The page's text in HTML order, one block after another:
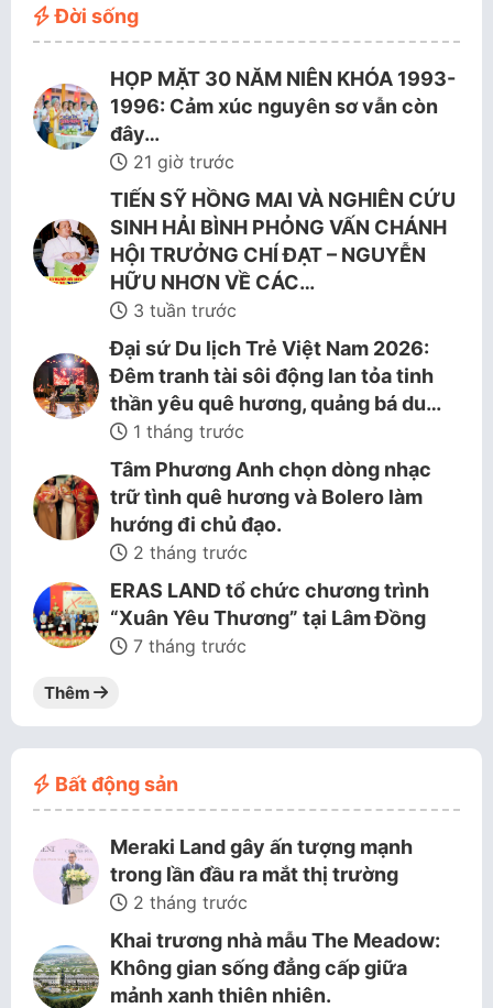
Đời sống
HỌP MẶT 30 NĂM NIÊN KHÓA 1993-
1996: Cảm xúc nguyên sơ vẫn còn
đây…
21 giờ trước
TIẾN SỸ HỒNG MAI VÀ NGHIÊN CỨU
SINH HẢI BÌNH PHỎNG VẤN CHÁNH
HỘI TRƯỞNG CHÍ ĐẠT – NGUYỄN
HỮU NHƠN VỀ CÁC…
3 tuần trước
Đại sứ Du lịch Trẻ Việt Nam 2026:
Đêm tranh tài sôi động lan tỏa tinh
thần yêu quê hương, quảng bá du…
1 tháng trước
Tâm Phương Anh chọn dòng nhạc
trữ tình quê hương và Bolero làm
hướng đi chủ đạo.
2 tháng trước
ERAS LAND tổ chức chương trình
“Xuân Yêu Thương” tại Lâm Đồng
7 tháng trước
Thêm
Bất động sản
Meraki Land gây ấn tượng mạnh
trong lần đầu ra mắt thị trường
2 tháng trước
Khai trương nhà mẫu The Meadow:
Không gian sống đẳng cấp giữa
mảnh xanh thiên nhiên.